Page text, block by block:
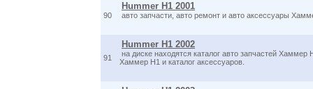
90
Hummer H1 2001
авто запчасти, авто ремонт и авто аксессуары
91
Hummer H1 2002
на диске находятся каталог авто запчастей Хаммер
Хаммер H1 и каталог аксессуаров.